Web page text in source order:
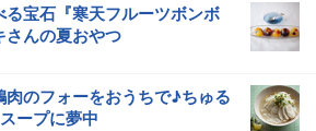
宝石『寒天フルーツボンボ
さんの夏おやつ
肉のフォーをおうちで♪ちゅる
ープに夢中